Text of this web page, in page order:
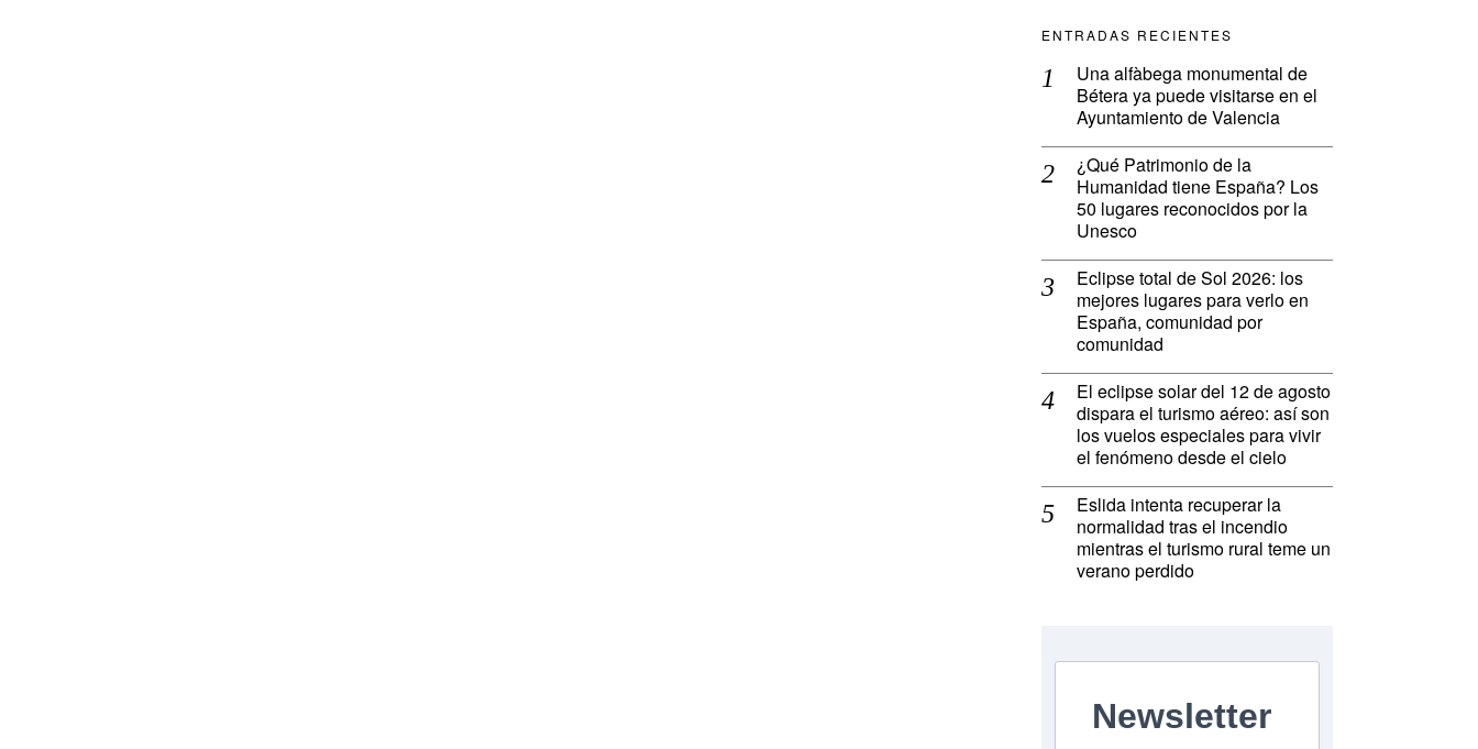
ENTRADAS RECIENTES
Una alfàbega monumental de
Bétera ya puede visitarse en el
Ayuntamiento de Valencia
¿Qué Patrimonio de la
Humanidad tiene España? Los
50 lugares reconocidos por la
Unesco
Eclipse total de Sol 2026: los
mejores lugares para verlo en
España, comunidad por
comunidad
El eclipse solar del 12 de agosto
dispara el turismo aéreo: así son
los vuelos especiales para vivir
el fenómeno desde el cielo
Eslida intenta recuperar la
normalidad tras el incendio
mientras el turismo rural teme un
verano perdido
Newsletter